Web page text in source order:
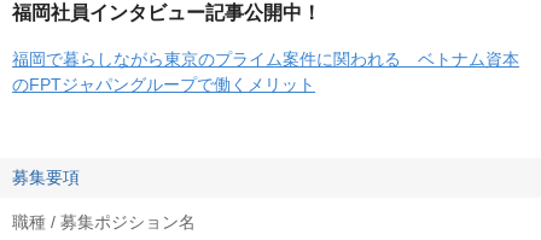
福岡社員インタビュー記事公開中！
福岡で暮らしながら東京のプライム案件に関われる ベトナム資本
のFPTジャパングループで働くメリット
募集要項
職種 / 募集ポジション名